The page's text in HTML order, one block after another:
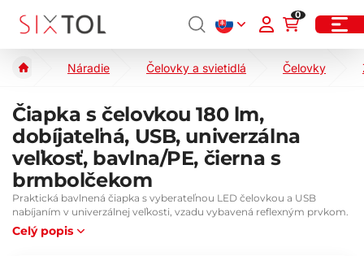
0
Náradie Čelovky a svietidlá Čelovky
Čiapka s čelovkou 180 lm,
dobíjateľná, USB, univerzálna
veľkosť, bavlna/PE, čierna s
brmbolčekom
Praktická bavlnená čiapka s vyberateľnou LED čelovkou a USB
nabíjaním v univerzálnej veľkosti, vzadu vybavená reflexným prvkom.
Celý popis